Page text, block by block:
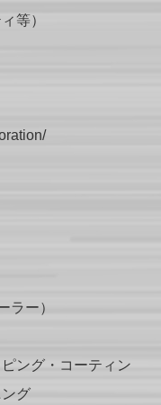
等）
ラー）
ング・コーティン
グ